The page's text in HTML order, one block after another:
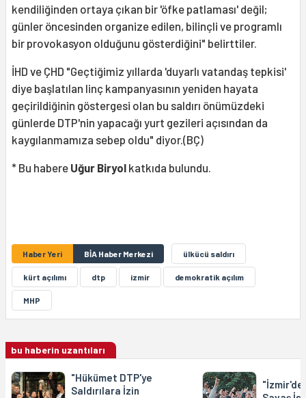
kendiliğinden ortaya çıkan bir 'öfke patlaması' değil;
günler öncesinden organize edilen, bilinçli ve programlı
bir provokasyon olduğunu gösterdiğini" belirttiler.
İHD ve ÇHD "Geçtiğimiz yıllarda 'duyarlı vatandaş tepkisi'
diye başlatılan linç kampanyasının yeniden hayata
geçirildiğinin göstergesi olan bu saldırı önümüzdeki
günlerde DTP'nin yapacağı yurt gezileri açısından da
kaygılanmamıza sebep oldu" diyor.(BÇ)
* Bu habere Uğur Biryol katkıda bulundu.
Haber Yeri BİA Haber Merkezi ülkücü saldırı
kürt açılımı dtp izmir demokratik açılım
MHP
bu haberin uzantıları
"Hükümet DTP'ye
Saldırılara İzin
"İzmir'de